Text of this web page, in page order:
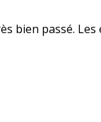
bien passé.